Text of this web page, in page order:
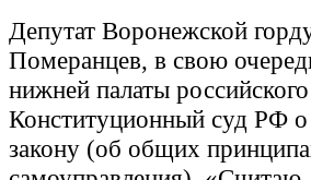
Депутат Воронежской
Померанцев, в свою
нижней палаты
Конституционный суд РФ
закону (об общих